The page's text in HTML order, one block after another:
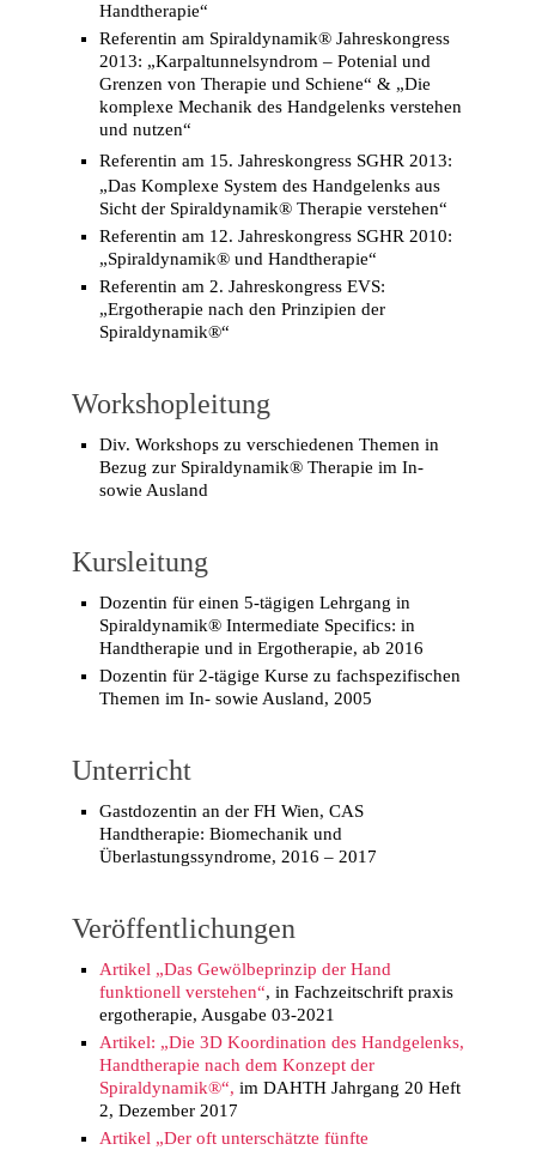
Handtherapie“
Referentin am Spiraldynamik® Jahreskongress
2013: „Karpaltunnelsyndrom – Potenial und
Grenzen von Therapie und Schiene“ & „Die
komplexe Mechanik des Handgelenks verstehen
und nutzen“
Referentin am 15. Jahreskongress SGHR 2013:
„Das Komplexe System des Handgelenks aus
Sicht der Spiraldynamik® Therapie verstehen“
Referentin am 12. Jahreskongress SGHR 2010:
„Spiraldynamik® und Handtherapie“
Referentin am 2. Jahreskongress EVS:
„Ergotherapie nach den Prinzipien der
Spiraldynamik®“
Workshopleitung
Div. Workshops zu verschiedenen Themen in
Bezug zur Spiraldynamik® Therapie im In-
sowie Ausland
Kursleitung
Dozentin für einen 5-tägigen Lehrgang in
Spiraldynamik® Intermediate Specifics: in
Handtherapie und in Ergotherapie, ab 2016
Dozentin für 2-tägige Kurse zu fachspezifischen
Themen im In- sowie Ausland, 2005
Unterricht
Gastdozentin an der FH Wien, CAS
Handtherapie: Biomechanik und
Überlastungssyndrome, 2016 – 2017
Veröffentlichungen
Artikel „Das Gewölbeprinzip der Hand
funktionell verstehen“, in Fachzeitschrift praxis
ergotherapie, Ausgabe 03-2021
Artikel: „Die 3D Koordination des Handgelenks,
Handtherapie nach dem Konzept der
Spiraldynamik®“, im DAHTH Jahrgang 20 Heft
2, Dezember 2017
Artikel „Der oft unterschätzte fünfte